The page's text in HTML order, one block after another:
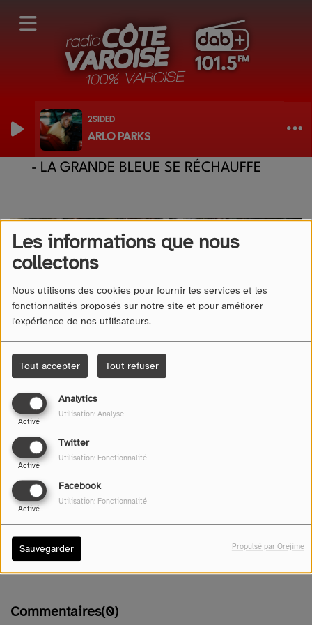
Les informations que nous
collectons
Nous utilisons des cookies pour fournir les services et les
fonctionnalités proposés sur notre site et pour améliorer
l'expérience de nos utilisateurs.
Tout accepter Tout refuser
Analytics
Activé
Utilisation: Analyse
Twitter
Activé
Utilisation: Fonctionnalité
Facebook
Activé
Utilisation: Fonctionnalité
Sauvegarder Propulsé par Orejime
2SIDED
ARLO PARKS
L'INFO DE LA SEMAINE AVEC VAR MATIN
- LA GRANDE BLEUE SE RÉCHAUFFE
07 mai 2026 - 1017 vues
Écouter le podcast
(Crédit Photo - Var Matin)
Commentaires(0)